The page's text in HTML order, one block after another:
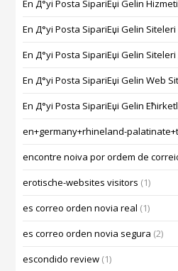
En Д°yi Posta SipariЕџi Gelin Hizmeti
En Д°yi Posta SipariЕџi Gelin Siteleri
En Д°yi Posta SipariЕџi Gelin
En Д°yi Posta SipariЕџi Gelin Web
En Д°yi Posta SipariЕџi Gelin
en+germany+rhineland-
encontre noiva por ordem de
erotische-websites visitors (1)
es correo orden novia real (1)
es correo orden novia segura (2)
escondido review (1)